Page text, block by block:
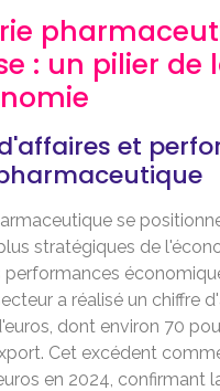
: un pilier de
et
se
stratégiques de
performances
a réalisé un chiffre
dont environ 70
Cet excédent
en 2024, confirmant